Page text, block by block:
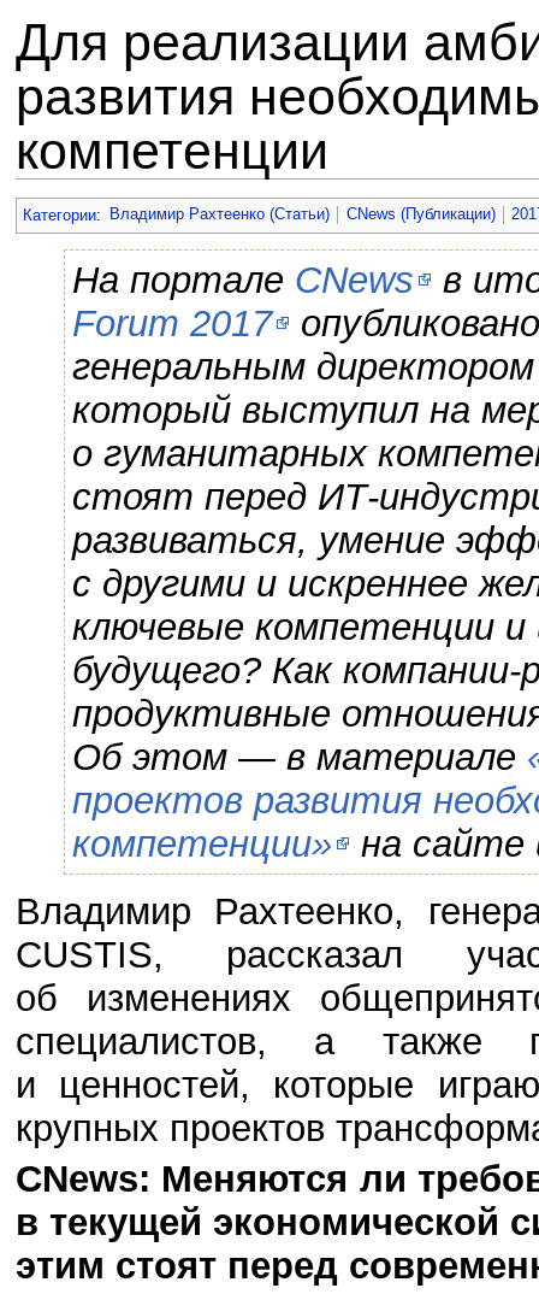
Для реализации
развития
компетенции
Перейти к:навигация,поиск
Категории: Владимир Рахтеенко (Статьи) CNews (Публикации)
На портале CNews
в
Forum 2017
генеральным
который выступил на
о гуманитарных
стоят перед ИТ-
развиваться, умение
с другими и искреннее
ключевые компетенции
будущего? Как
продуктивные
Об этом — в материале
проектов развития
компетенции»
на сайте
Владимир Рахтеенко,
CUSTIS, рассказал
об изменениях
специалистов, а также
и ценностей, которые
крупных проектов
CNews: Меняются ли
в текущей экономической
этим стоят перед